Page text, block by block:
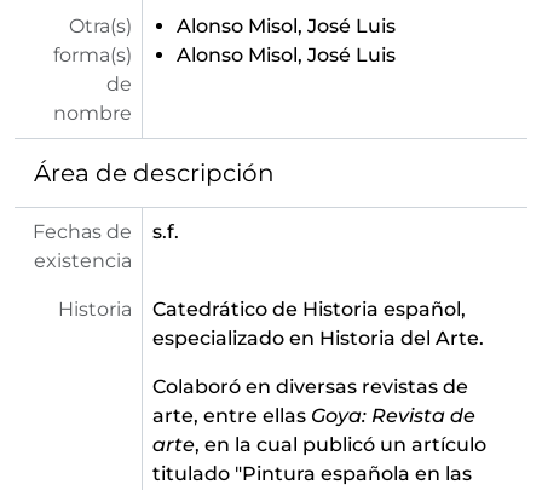
Otra(s)
forma(s)
de
nombre
Alonso Misol, José Luis
Alonso Misol, José Luis
Área de descripción
Fechas de
existencia
s.f.
Historia
Catedrático de Historia español,
especializado en Historia del Arte.
Colaboró en diversas revistas de
arte, entre ellas Goya: Revista de
arte, en la cual publicó un artículo
titulado "Pintura española en las